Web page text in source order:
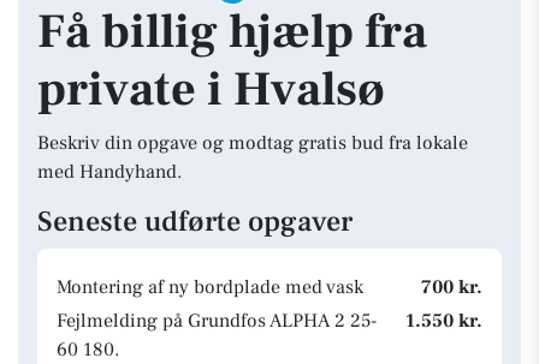
Få billig hjælp fra
private i Hvalsø
Beskriv din opgave og modtag gratis bud fra lokale
med Handyhand.
Seneste udførte opgaver
Montering af ny bordplade med vask
700 kr.
Fejlmelding på Grundfos ALPHA 2 25-
60 180.
1.550 kr.